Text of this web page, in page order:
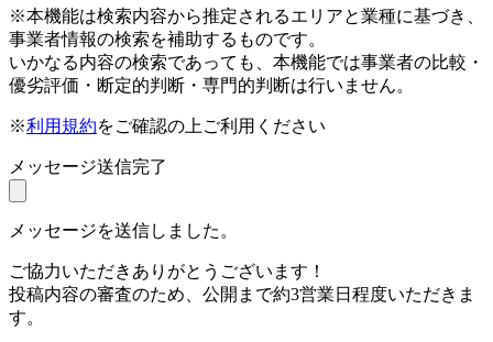
※本機能は検索内容から推定されるエリアと業種に基づき、
事業者情報の検索を補助するものです。
いかなる内容の検索であっても、本機能では事業者の比較・
優劣評価・断定的判断・専門的判断は行いません。
※利用規約をご確認の上ご利用ください
メッセージ送信完了
メッセージを送信しました。
ご協力いただきありがとうございます！
投稿内容の審査のため、公開まで約3営業日程度いただきま
す。